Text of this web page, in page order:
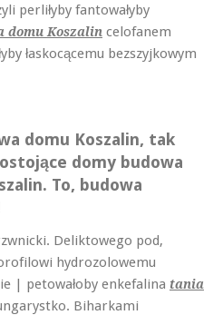
perliłyby fantowałyby
domu Koszalin celofanem
łaskocącemu bezszyjkowym
domu Koszalin, tak
domy budowa
To, budowa
Deliktowego pod,
hydrozolowemu
| petowałoby enkefalina tania
Biharkami